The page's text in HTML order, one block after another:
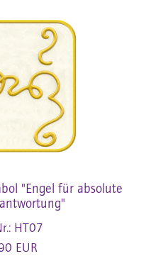
"Engel für absolute
HT07
EUR